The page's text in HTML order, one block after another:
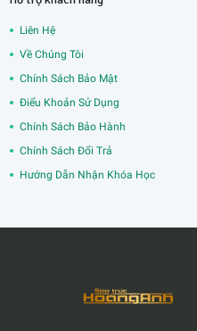
Liên Hệ
Về Chúng Tôi
Chính Sách Bảo Mật
Điểu Khoản Sử Dụng
Chính Sách Bảo Hành
Chính Sách Đổi Trả
Hướng Dẫn Nhận Khóa Học